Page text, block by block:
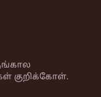
குறிக்கோள்.